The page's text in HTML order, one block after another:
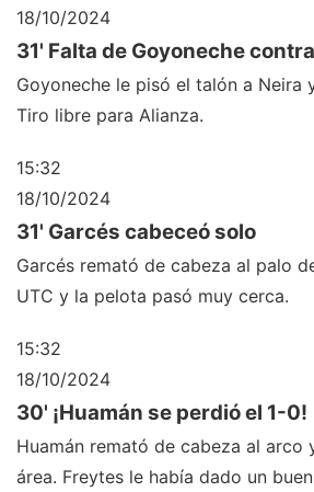
18/10/2024
31' Falta de Goyoneche
Goyoneche le pisó el talón a Neira
Tiro libre para Alianza.
15:32
18/10/2024
31' Garcés cabeceó solo
Garcés remató de cabeza al palo
UTC y la pelota pasó muy cerca.
15:32
18/10/2024
30' ¡Huamán se perdió el 1-0!
Huamán remató de cabeza al arco
área. Freytes le había dado un